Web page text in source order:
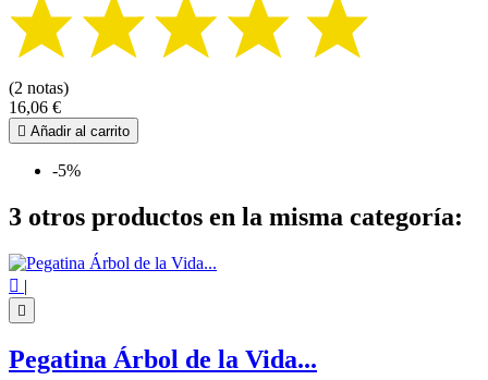
(2 notas)
16,06 €
 Añadir al carrito
-5%
3 otros productos en la misma categoría:
 |

Pegatina Árbol de la Vida...